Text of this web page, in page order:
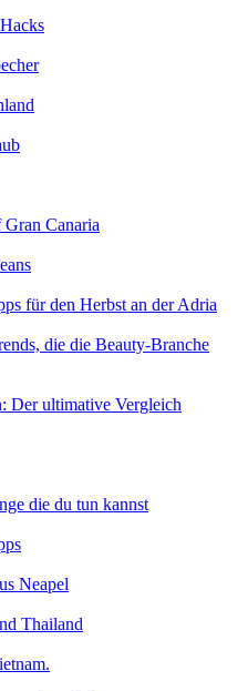
Canaria
für den Herbst an der Adria
die die Beauty-Branche
Der ultimative Vergleich
die du tun kannst
Neapel
Thailand